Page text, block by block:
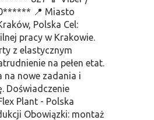
📍 Miasto
Polska Cel:
pracy w Krakowie.
z elastycznym
na pełen etat.
na nowe zadania i
Doświadczenie
Plant - Polska
Obowiązki: montaż